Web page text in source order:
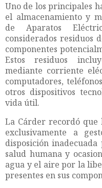
Uno de los principales
el almacenamiento y
de Aparatos
considerados residuos
componentes
Estos residuos
mediante corriente
computadores,
otros dispositivos
vida útil.
La Cárder recordó que
exclusivamente a
disposición
salud humana y
agua y el aire por la
presentes en sus